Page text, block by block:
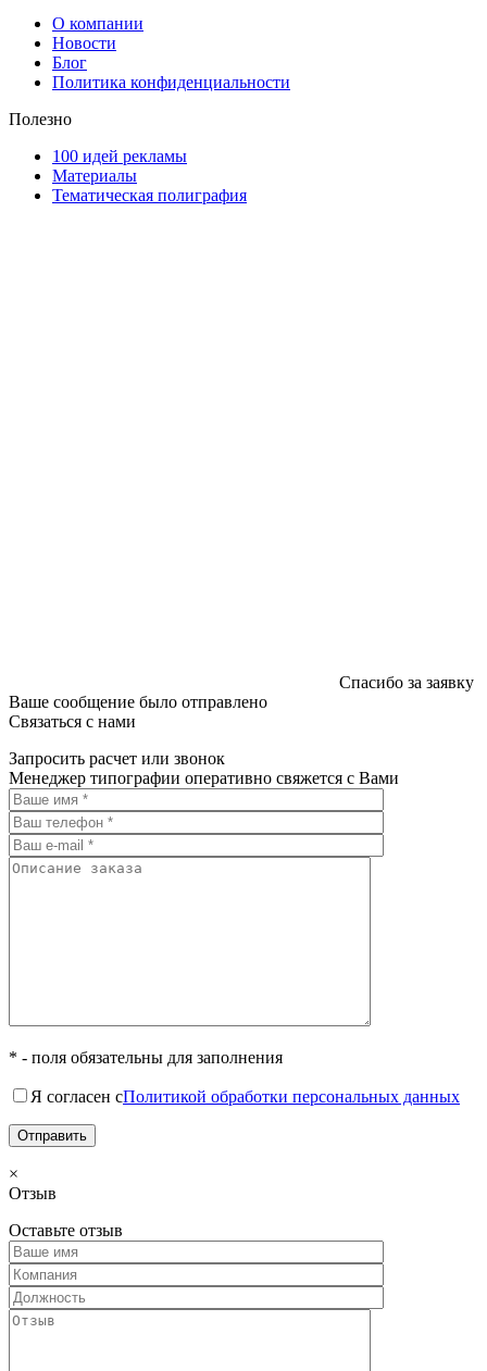
О компании
Новости
Блог
Политика конфиденциальности
Полезно
100 идей рекламы
Материалы
Тематическая полиграфия
Спасибо за заявку
Ваше сообщение было отправлено
Связаться с нами
Запросить расчет или звонок
Менеджер типографии оперативно свяжется с Вами
* - поля обязательны для заполнения
Я согласен сПолитикой обработки персональных данных
×
Отзыв
Оставьте отзыв